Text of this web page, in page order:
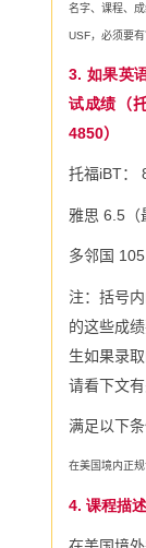
名字、课程、
USF，必须要有
3. 如果英
试成绩 （
4850）
托福iBT：
雅思 6.5
多邻国 105
注：括号
的这些成
生如果录
请看下文有
满足以下
在美国境内正
4. 课程描